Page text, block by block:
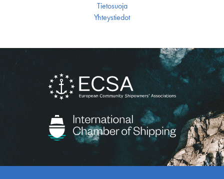
Tietosuoja
Yhteystiedot